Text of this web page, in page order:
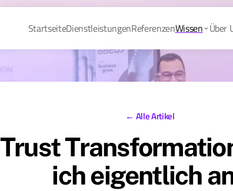
StartseiteDienstleistungenReferenzenWissen Über
← Alle Artikel
ich eigentlich